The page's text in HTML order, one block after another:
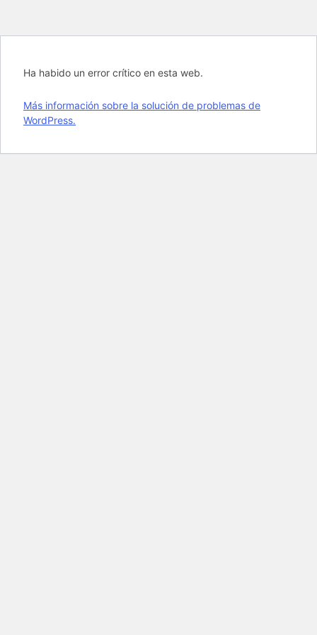
Ha habido un error crítico en esta web.
Más información sobre la solución de problemas de
WordPress.